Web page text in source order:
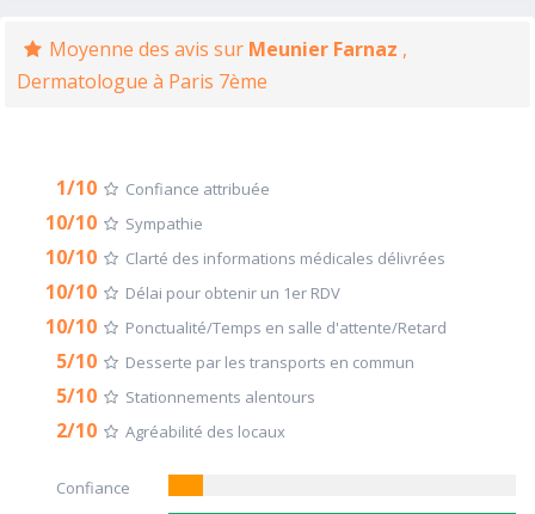
Moyenne des avis sur Meunier Farnaz ,
Dermatologue à Paris 7ème
1/10 Confiance attribuée
10/10 Sympathie
10/10 Clarté des informations médicales délivrées
10/10 Délai pour obtenir un 1er RDV
10/10 Ponctualité/Temps en salle d'attente/Retard
5/10 Desserte par les transports en commun
5/10 Stationnements alentours
2/10 Agréabilité des locaux
Confiance